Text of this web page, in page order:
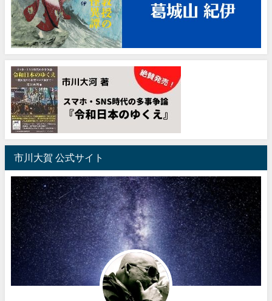
市川大賀 公式サイト